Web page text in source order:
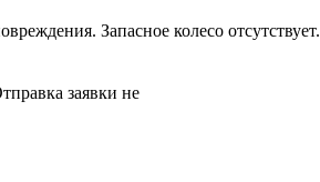
Запасное колесо отсутствует.
заявки не